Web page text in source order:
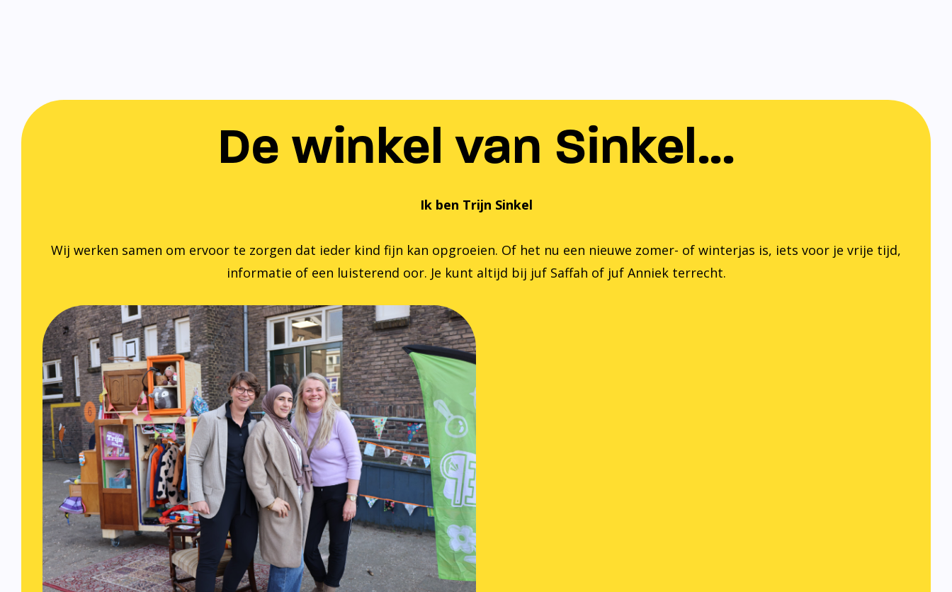
De winkel van Sinkel...
Ik ben Trijn Sinkel
Wij werken samen om ervoor te zorgen dat ieder kind fijn kan opgroeien. Of het nu een nieuwe zomer- of winterjas is, iets voor je vrije tijd,
informatie of een luisterend oor. Je kunt altijd bij juf Saffah of juf Anniek terrecht.